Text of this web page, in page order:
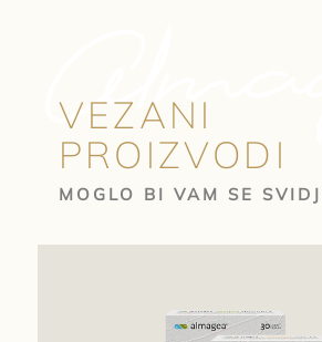
VEZANI
PROIZVODI
MOGLO BI VAM SE